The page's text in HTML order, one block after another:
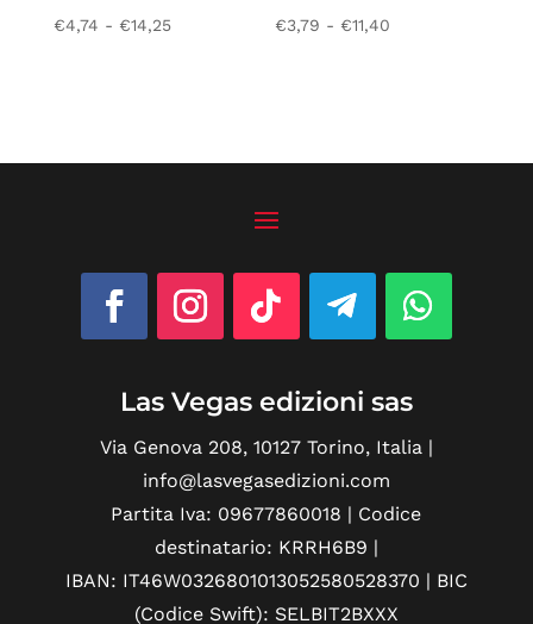
€4,74 - €14,25Fascia
€3,79 - €11,40
Las Vegas edizioni sas
Via Genova 208, 10127 Torino, Italia |
info@lasvegasedizioni.com
Partita Iva: 09677860018 | Codice
destinatario: KRRH6B9 |
IBAN: IT46W0326801013052580528370 | BIC
(Codice Swift): SELBIT2BXXX